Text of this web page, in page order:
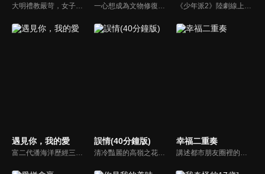
大明禮教嚴苛，女子地位低下，不得從醫。祖上幾代為御醫的譚家，因遭奸人陷害遭遇滅頂之災，從此留下祖訓後代不得行醫。但聰慧的譚允賢（劉詩詩）從小耳濡目染，偷偷隨祖母習醫，不僅懸壺濟世、妙手仁心，得到了百姓的讚揚和支持，更漸起救天下女子之心… 一心想成為文物修復師的秋媛，陰差陽錯地闖入修復“神手”秦致遠的世界，拜其為師，就此開啓了師徒二人相愛相殺、相互治癒的逗趣生活。 《少年派2》陸劇線上看。大學畢業在即，四位昔日同窗好友林妙妙、錢三一、鄧小琪、江天昊與家庭雖各有困擾，但依舊努力前行的故事。
遇見你，我的愛 誤情(40分鐘版)
清冷豔麗的高嶺之花江時淺在遭受霸淩、暴力等一系列事件後，華麗蛻變逆襲歸來，用一場精心策劃強勢開啟自己的復仇之路，最終收穫內心救贖與愛情的故事。
幸福二重奏